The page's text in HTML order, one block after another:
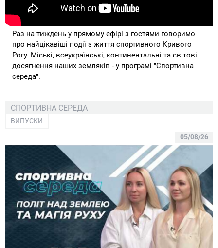
Раз на тиждень у прямому ефірі з гостями говоримо
про найцікавіші події з життя спортивного Кривого
Рогу. Міські, всеукраїнські, континентальні та світові
досягнення наших земляків - у програмі "Спортивна
середа".
СПОРТИВНА СЕРЕДА
ВИПУСКИ
05/08/26